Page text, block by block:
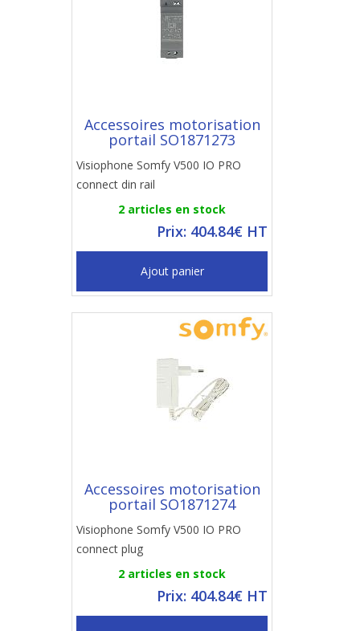
Accessoires motorisation
portail SO1871273
Visiophone Somfy V500 IO PRO
connect din rail
2 articles en stock
Prix: 404.84€ HT
Ajout panier
Accessoires motorisation
portail SO1871274
Visiophone Somfy V500 IO PRO
connect plug
2 articles en stock
Prix: 404.84€ HT